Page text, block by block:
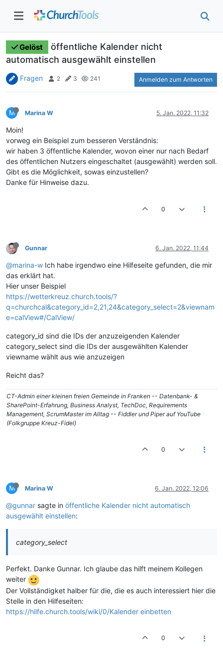
Gelöst
öffentliche Kalender nicht
automatisch ausgewählt einstellen
Fragen 2 3 241 Anmelden zum Antworten
M Marina W 5. Jan. 2022, 11:32
Moin!
vorweg ein Beispiel zum besseren Verständnis:
wir haben 3 öffentliche Kalender, wovon einer nur nach Bedarf
des öffentlichen Nutzers eingeschaltet (ausgewählt) werden soll.
Gibt es die Möglichkeit, sowas einzustellen?
Danke für Hinweise dazu.
0
Gunnar 6. Jan. 2022, 11:44
@marina-w Ich habe irgendwo eine Hilfeseite gefunden, die mir
das erklärt hat.
Hier unser Beispiel
https://wetterkreuz.church.tools/?
q=churchcal&category_id=2,21,24&category_select=2&viewnam
e=calView#/CalView/
category_id sind die IDs der anzuzeigenden Kalender
category_select sind die IDs der ausgewählten Kalender
viewname wählt aus wie anzuzeigen
Reicht das?
CT-Admin einer kleinen freien Gemeinde in Franken -- Datenbank- &
SharePoint-Erfahrung, Business Analyst, TechDoc, Requirements
Management, ScrumMaster im Alltag -- Fiddler und Piper auf YouTube
(Folkgruppe Kreuz-Fidel)
0
M Marina W 6. Jan. 2022, 12:06
@gunnar sagte in öffentliche Kalender nicht automatisch
ausgewählt einstellen:
category_select
Perfekt. Danke Gunnar. Ich glaube das hilft meinem Kollegen
weiter
Der Vollständigket halber für die, die es auch interessiert hier die
Stelle in den Hilfeseiten:
https://hilfe.church.tools/wiki/0/Kalender einbetten
0